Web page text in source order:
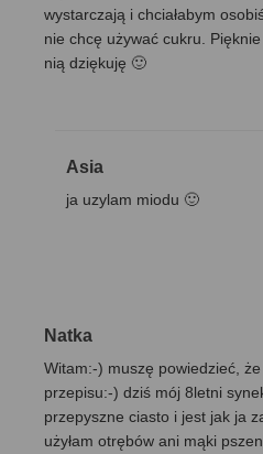
wystarczają i chciałabym
nie chcę używać cukru.
nią dziękuję 🙂
Asia
ja uzylam miodu 🙂
Natka
Witam:-) muszę powiedzieć,
przepisu:-) dziś mój 8letni
przepyszne ciasto i jest jak ja
użyłam otrębów ani mąki